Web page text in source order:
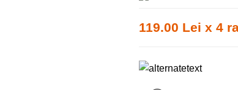
119.00 Lei x 4